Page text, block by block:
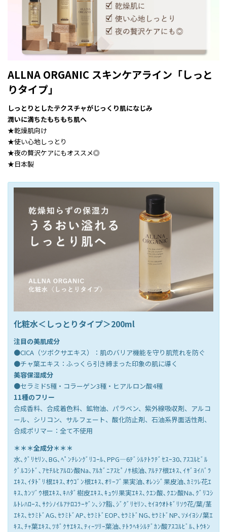
ALLNA ORGANIC スキンケアライン「しっと
りタイプ」
しっとりとしたテクスチャがじっくり肌になじみ
潤いに満ちたもちもち肌へ
★乾燥肌向け
★使い心地しっとり
★夜の贅沢ケアにもオススメ◎
★日本製
化粧水＜しっとりタイプ＞200ml
注目の美肌成分
●CICA（ツボクサエキス）：肌のバリア機能を守り肌荒れを防ぐ
●チャ葉エキス：ふっくら引き締まった印象の肌に導く
美容保湿成分
●セラミド5種・コラーゲン3種・ヒアルロン酸4種
11種のフリー
合成香料、合成着色料、鉱物油、パラベン、紫外線吸収剤、アルコ
ール、シリコン、サルフェート、酸化防止剤、石油系界面活性剤、
合成ポリマー：全て不使用
＊＊＊全成分＊＊＊
水､ｸﾞﾘｾﾘﾝ､BG､ﾍﾟﾝﾁﾚﾝｸﾞﾘｺｰﾙ､PPG―6ﾃﾞｼﾙﾃﾄﾗﾃﾞｾｽｰ30､ｱｽｺﾙﾋﾞﾙ
ｸﾞﾙｺｼﾄﾞ､ｱｾﾁﾙﾋｱﾙﾛﾝ酸Na､ｱﾙｶﾞﾆｱｽﾋﾟﾉｻ核油､ｱﾙﾃｱ根ｴｷｽ､ｲｻﾞﾖｲﾊﾞﾗ
ｴｷｽ､ｲﾀﾄﾞﾘ根ｴｷｽ､ｵｳｺﾞﾝ根ｴｷｽ､ｵﾘｰﾌﾞ果実油､ｵﾚﾝｼﾞ果皮油､ｶﾐﾂﾚ花ｴ
ｷｽ､ｶﾝｿﾞｳ根ｴｷｽ､ｷﾊﾀﾞ樹皮ｴｷｽ､ｷｭｳﾘ果実ｴｷｽ､ｸｴﾝ酸､ｸｴﾝ酸Na､ｸﾞﾘｺｼ
ﾙﾄﾚﾊﾛｰｽ､ｻｸｼﾉｲﾙｱﾃﾛｺﾗｰｹﾞﾝ､ｼｱ脂､ｼﾞｸﾞﾘｾﾘﾝ､ｾｲﾖｳｵﾄｷﾞﾘｿｳ花/葉/茎
ｴｷｽ､ｾﾗﾐﾄﾞAG､ｾﾗﾐﾄﾞAP､ｾﾗﾐﾄﾞEOP､ｾﾗﾐﾄﾞNG､ｾﾗﾐﾄﾞNP､ｿﾒｲﾖｼﾉ葉ｴ
ｷｽ､ﾁｬ葉ｴｷｽ､ﾂﾎﾞｸｻｴｷｽ､ﾃｨｰﾂﾘｰ葉油､ﾃﾄﾗﾍｷｼﾙﾃﾞｶﾝ酸ｱｽｺﾙﾋﾞﾙ､ﾄｳｷﾝ